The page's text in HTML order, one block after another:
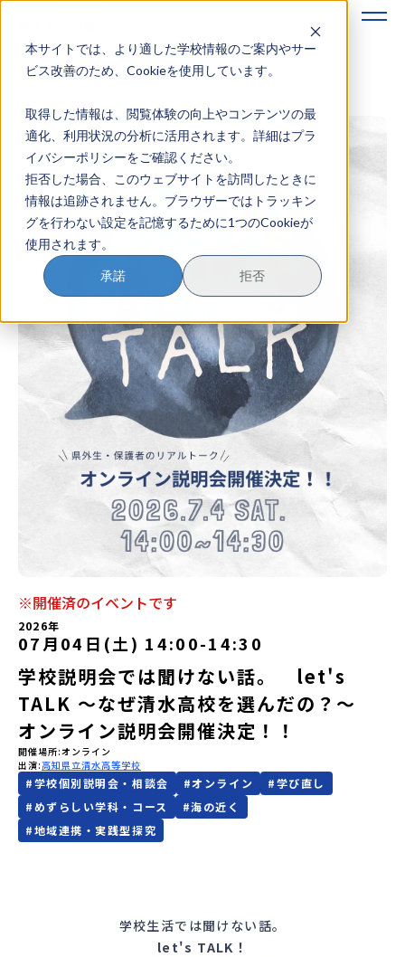
本サイトでは、より適した学校情報のご案内やサー
ビス改善のため、Cookieを使用しています。
取得した情報は、閲覧体験の向上やコンテンツの最
適化、利用状況の分析に活用されます。詳細はプラ
イバシーポリシーをご確認ください。
拒否した場合、このウェブサイトを訪問したときに
情報は追跡されません。ブラウザーではトラッキン
グを行わない設定を記憶するために1つのCookieが
使用されます。
承諾 拒否
地域みらい留学のすすめかた
地域みらい留学とは
学校を探す
イベントを探す
おためし地域留学
マガジン
奨学金について
イベント参加方法
MYページログイン
※開催済のイベントです
2026年
07月04日(土) 14:00-14:30
学校説明会では聞けない話。 let's
TALK ～なぜ清水高校を選んだの？～
オンライン説明会開催決定！！
開催場所 オンライン
出演 高知県立清水高等学校
#学校個別説明会・相談会 #オンライン #学び直し
#めずらしい学科・コース #海の近く
#地域連携・実践型探究
学校生活では聞けない話。
let's TALK！